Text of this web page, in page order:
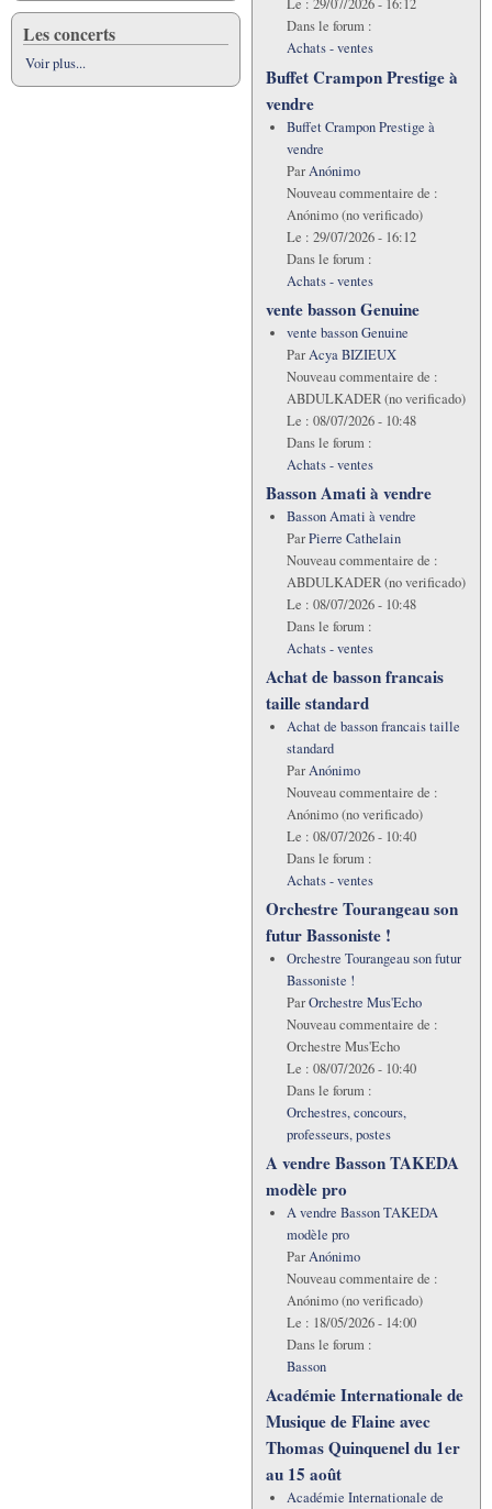
Les concerts
Voir plus...
Le : 29/07/2026 - 16:12
Dans le forum :
Achats - ventes
Buffet Crampon Prestige à
vendre
Buffet Crampon Prestige à
vendre
ParAnónimo
Nouveau commentaire de :
Anónimo (no verificado)
Le : 29/07/2026 - 16:12
Dans le forum :
Achats - ventes
vente basson Genuine
vente basson Genuine
ParAcya BIZIEUX
Nouveau commentaire de :
ABDULKADER (no verificado)
Le : 08/07/2026 - 10:48
Dans le forum :
Achats - ventes
Basson Amati à vendre
Basson Amati à vendre
ParPierre Cathelain
Nouveau commentaire de :
ABDULKADER (no verificado)
Le : 08/07/2026 - 10:48
Dans le forum :
Achats - ventes
Achat de basson francais
taille standard
Achat de basson francais taille
standard
ParAnónimo
Nouveau commentaire de :
Anónimo (no verificado)
Le : 08/07/2026 - 10:40
Dans le forum :
Achats - ventes
Orchestre Tourangeau son
futur Bassoniste !
Orchestre Tourangeau son futur
Bassoniste !
ParOrchestre Mus'Echo
Nouveau commentaire de :
Orchestre Mus'Echo
Le : 08/07/2026 - 10:40
Dans le forum :
Orchestres, concours,
professeurs, postes
A vendre Basson TAKEDA
modèle pro
A vendre Basson TAKEDA
modèle pro
ParAnónimo
Nouveau commentaire de :
Anónimo (no verificado)
Le : 18/05/2026 - 14:00
Dans le forum :
Basson
Académie Internationale de
Musique de Flaine avec
Thomas Quinquenel du 1er
au 15 août
Académie Internationale de